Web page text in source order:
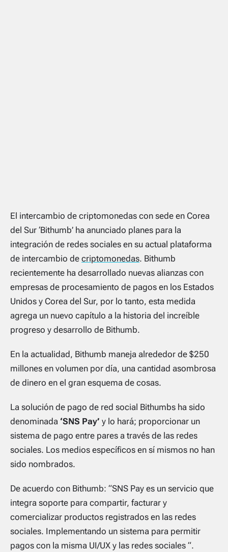
El intercambio de criptomonedas con sede en Corea
del Sur ‘Bithumb’ ha anunciado planes para la
integración de redes sociales en su actual plataforma
de intercambio de criptomonedas. Bithumb
recientemente ha desarrollado nuevas alianzas con
empresas de procesamiento de pagos en los Estados
Unidos y Corea del Sur, por lo tanto, esta medida
agrega un nuevo capítulo a la historia del increíble
progreso y desarrollo de Bithumb.
En la actualidad, Bithumb maneja alrededor de $250
millones en volumen por día, una cantidad asombrosa
de dinero en el gran esquema de cosas.
La solución de pago de red social Bithumbs ha sido
denominada ‘SNS Pay’ y lo hará; proporcionar un
sistema de pago entre pares a través de las redes
sociales. Los medios específicos en sí mismos no han
sido nombrados.
De acuerdo con Bithumb: “SNS Pay es un servicio que
integra soporte para compartir, facturar y
comercializar productos registrados en las redes
sociales. Implementando un sistema para permitir
pagos con la misma UI/UX y las redes sociales “.